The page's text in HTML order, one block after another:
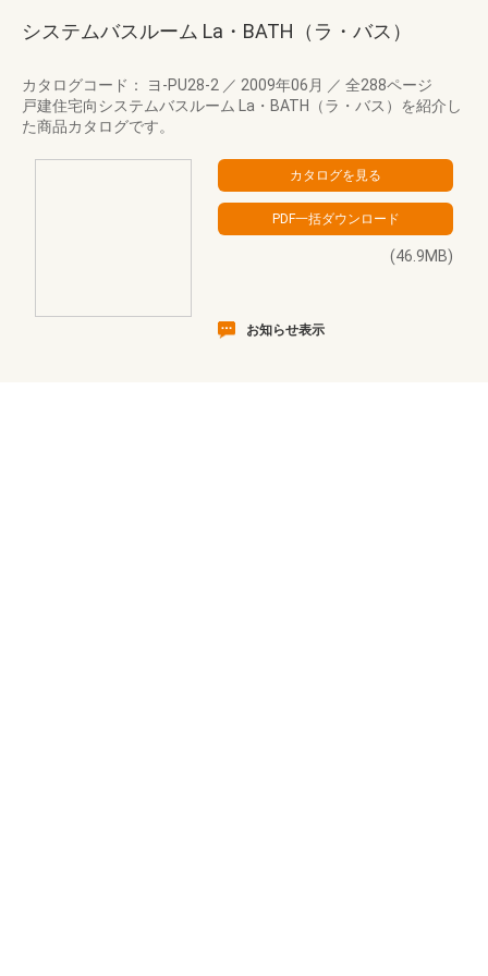
システムバスルーム La・BATH（ラ・バス）
カタログコード： ヨ-PU28-2 ／ 2009年06月 ／ 全288ページ
戸建住宅向システムバスルーム La・BATH（ラ・バス）を紹介し
た商品カタログです。
(46.9MB)
お知らせ表示